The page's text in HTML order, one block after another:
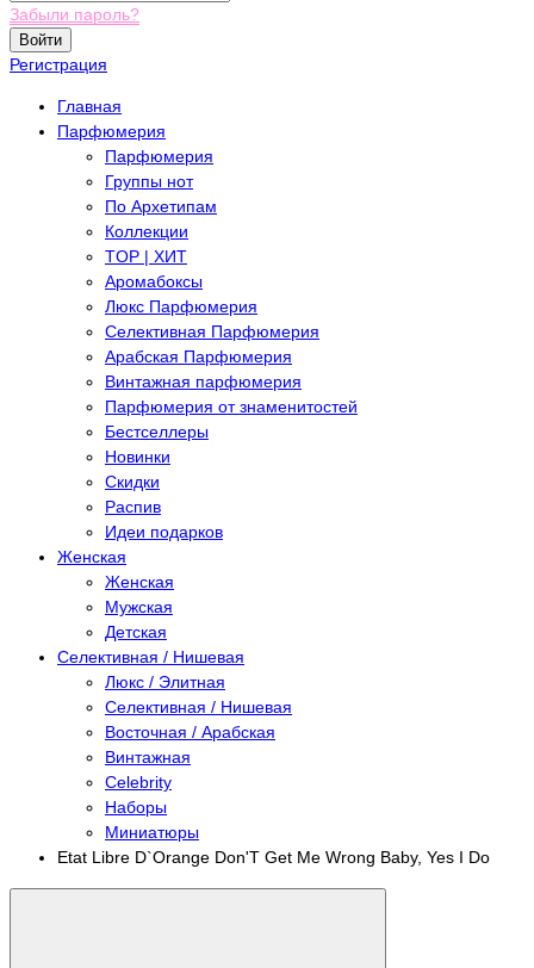
Забыли пароль?
Войти
Регистрация
Главная
Парфюмерия
Парфюмерия
Группы нот
По Архетипам
Коллекции
TOP | ХИТ
Аромабоксы
Люкс Парфюмерия
Селективная Парфюмерия
Арабская Парфюмерия
Винтажная парфюмерия
Парфюмерия от знаменитостей
Бестселлеры
Новинки
Скидки
Распив
Идеи подарков
Женская
Женская
Мужская
Детская
Селективная / Нишевая
Люкс / Элитная
Селективная / Нишевая
Восточная / Арабская
Винтажная
Celebrity
Наборы
Миниатюры
Etat Libre D`Orange Don'T Get Me Wrong Baby, Yes I Do